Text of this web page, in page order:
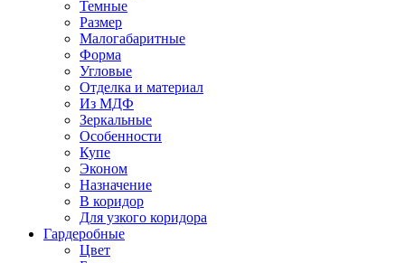
Темные
Размер
Малогабаритные
Форма
Угловые
Отделка и материал
Из МДФ
Зеркальные
Особенности
Купе
Эконом
Назначение
В коридор
Для узкого коридора
Гардеробные
Цвет